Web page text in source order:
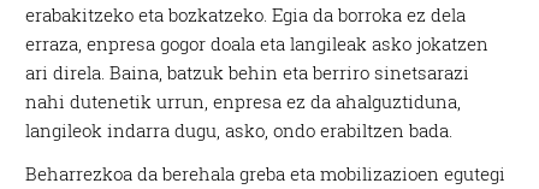
erabakitzeko eta bozkatzeko. Egia da borroka ez dela
erraza, enpresa gogor doala eta langileak asko jokatzen
ari direla. Baina, batzuk behin eta berriro sinetsarazi
nahi dutenetik urrun, enpresa ez da ahalguztiduna,
langileok indarra dugu, asko, ondo erabiltzen bada.
Beharrezkoa da berehala greba eta mobilizazioen egutegi